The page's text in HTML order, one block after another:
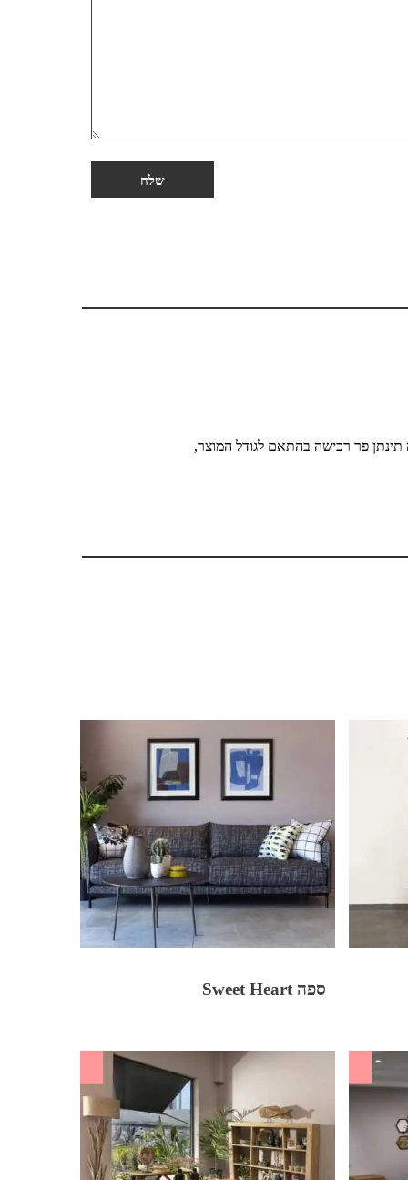
פר רכישה בהתאם לגודל המוצר,
ספה Sweet Heart